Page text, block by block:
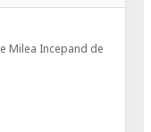
Milea Incepand de